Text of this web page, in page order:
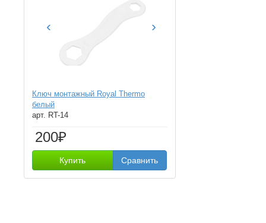
‹ ›
Ключ монтажный Royal Thermo
белый
арт. RT-14
200₽
Купить Сравнить